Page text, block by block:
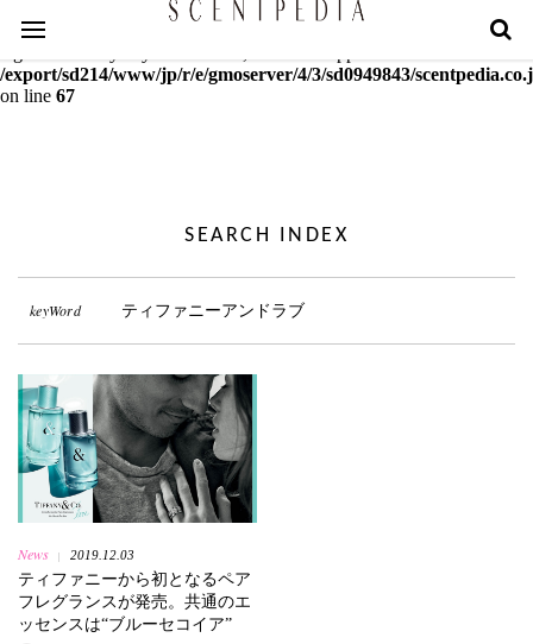
Warning
: mcrypt_decrypt(): Key of size 18 not supported by this
/export/sd214/www/jp/r/e/gmoserver/4/3/sd0949843/
on line 67
SEARCH INDEX
keyWord ティファニーアンドラブ
News 2019.12.03
ティファニーから初となるペア
フレグランスが発売。共通のエ
ッセンスは“ブルーセコイア”